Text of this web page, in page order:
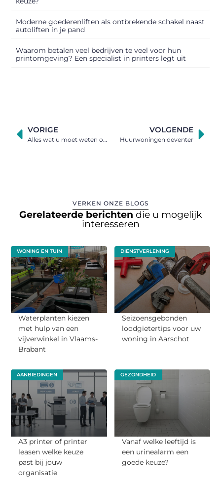
Moderne goederenliften als ontbrekende schakel naast
autoliften in je pand
Waarom betalen veel bedrijven te veel voor hun
printomgeving? Een specialist in printers legt uit
VORIGE
Alles wat u moet weten over Private equity
VOLGENDE
Huurwoningen deventer
VERKEN ONZE BLOGS
Gerelateerde berichten die u mogelijk
interesseren
WONING EN TUIN
Waterplanten kiezen
met hulp van een
vijverwinkel in Vlaams-
Brabant
DIENSTVERLENING
Seizoensgebonden
loodgietertips voor uw
woning in Aarschot
AANBIEDINGEN
A3 printer of printer
leasen welke keuze
past bij jouw
organisatie
GEZONDHEID
Vanaf welke leeftijd is
een urinealarm een
goede keuze?